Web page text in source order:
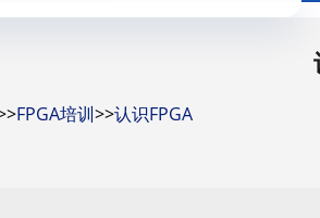
FPGA培训>>认识FPGA